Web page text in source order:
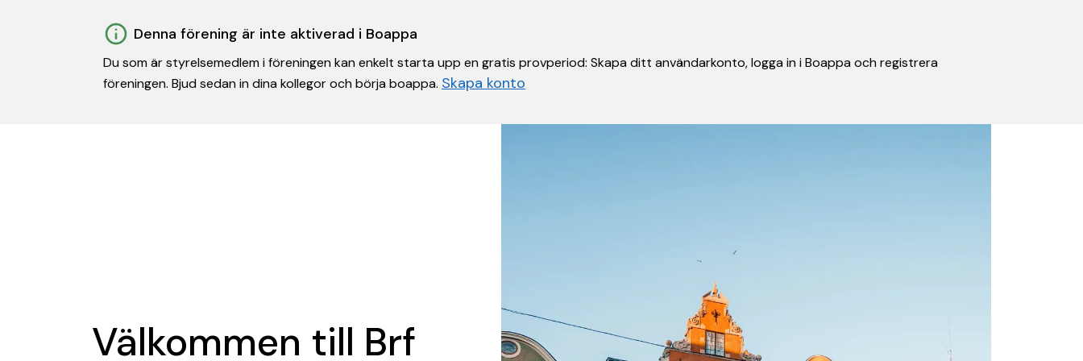
Denna förening är inte aktiverad i Boappa
Du som är styrelsemedlem i föreningen kan enkelt starta upp en gratis provperiod: Skapa ditt användarkonto, logga in i Boappa och registrera
föreningen. Bjud sedan in dina kollegor och börja boappa. Skapa konto
Välkommen till Brf